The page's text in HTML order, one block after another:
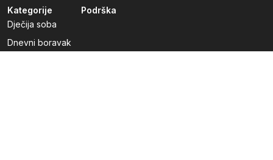
Kategorije
Dječija soba
Dnevni boravak
Podrška